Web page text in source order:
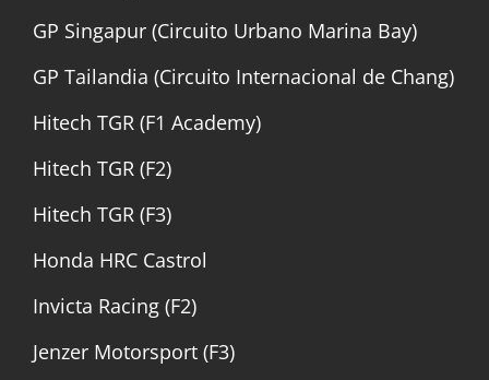
GP Singapur (Circuito Urbano Marina Bay)
GP Tailandia (Circuito Internacional de Chang)
Hitech TGR (F1 Academy)
Hitech TGR (F2)
Hitech TGR (F3)
Honda HRC Castrol
Invicta Racing (F2)
Jenzer Motorsport (F3)